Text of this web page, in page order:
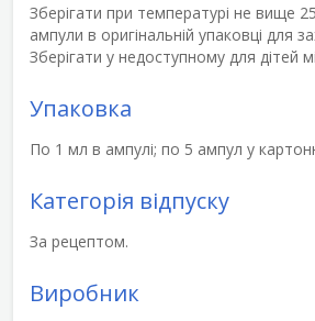
Зберігати при температурі не вище
ампули в оригінальній упаковці для
Зберігати у недоступному для дітей
Упаковка
По 1 мл в ампулі; по 5 ампул у
Категорія відпуску
За рецептом.
Виробник